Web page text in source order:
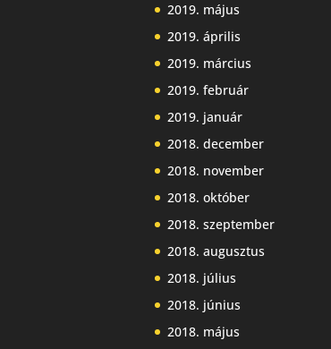
2019. május
2019. április
2019. március
2019. február
2019. január
2018. december
2018. november
2018. október
2018. szeptember
2018. augusztus
2018. július
2018. június
2018. május